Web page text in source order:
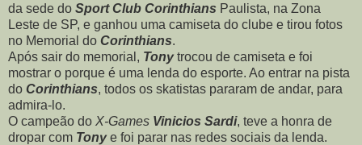
da sede do Sport Club Corinthians Paulista, na Zona
Leste de SP, e ganhou uma camiseta do clube e tirou fotos
no Memorial do Corinthians.
Após sair do memorial, Tonytrocou de camiseta e foi
mostrar o porque é uma lenda do esporte. Ao entrar na pista
do Corinthians, todos os skatistas pararam de andar, para
admira-lo.
O campeão do X-Games Vinicios Sardi, teve a honra de
dropar com Tonye foi parar nas redes sociais da lenda.